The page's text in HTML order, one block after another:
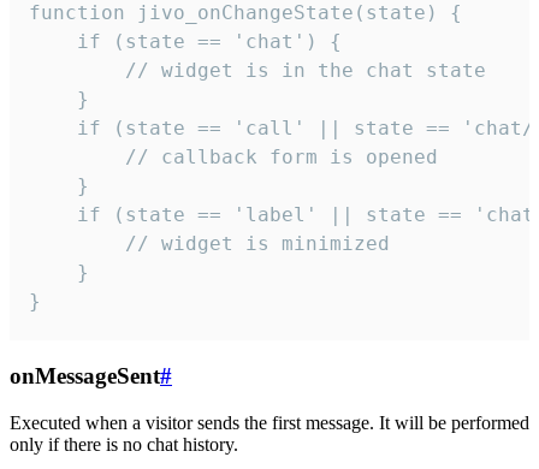
function jivo_onChangeState(state) {
    if (state == 'chat') {
        // widget is in the chat state
    }
if (state == 'call' || state ==
        // callback form is opened
    }
if (state == 'label' || state ==
        // widget is minimized
    }
}
onMessageSent#
Executed when a visitor sends the first message. It will be performed
only if there is no chat history.